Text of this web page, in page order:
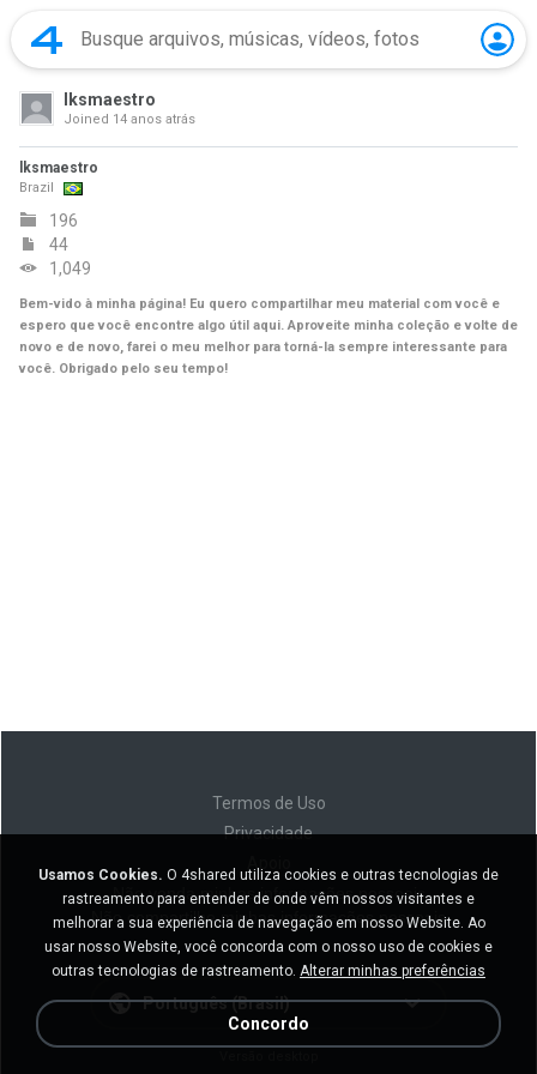
lksmaestro
Joined 14 anos atrás
lksmaestro
Brazil
196
44
1,049
Bem-vido à minha página! Eu quero compartilhar meu material com você e
espero que você encontre algo útil aqui. Aproveite minha coleção e volte de
novo e de novo, farei o meu melhor para torná-la sempre interessante para
você. Obrigado pelo seu tempo!
Termos de Uso
Privacidade
Não venda minhas informações pessoais
Não compartilhe minhas informações pessoais
Português (Brasil)
Usamos Cookies. O 4shared utiliza cookies e outras tecnologias de
rastreamento para entender de onde vêm nossos visitantes e
melhorar a sua experiência de navegação em nosso Website. Ao
usar nosso Website, você concorda com o nosso uso de cookies e
outras tecnologias de rastreamento. Alterar minhas preferências
Concordo